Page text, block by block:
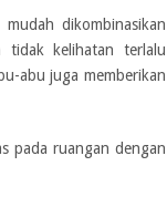
dikombinasikan
tidak kelihatan terlalu
abu juga memberikan
pada ruangan dengan